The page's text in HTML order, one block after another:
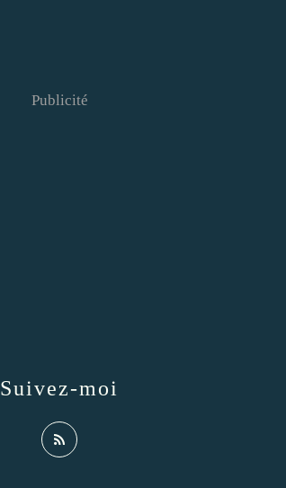
Suivez-moi
Publicité